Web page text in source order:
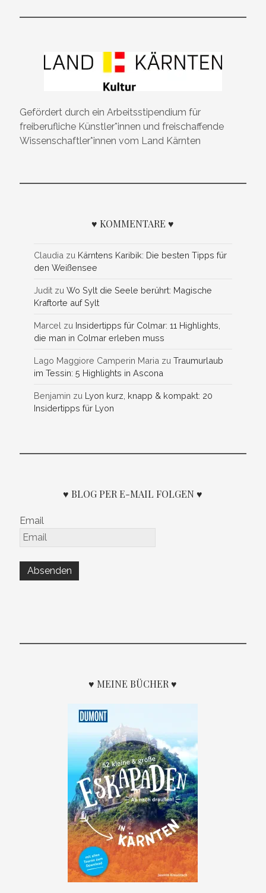
Gefördert durch ein Arbeitsstipendium für
freiberufliche Künstler*innen und freischaffende
Wissenschaftler*innen vom Land Kärnten
♥ KOMMENTARE ♥
Claudia zu Kärntens Karibik: Die besten Tipps für
den Weißensee
Judit zuWo Sylt die Seele berührt: Magische
Kraftorte auf Sylt
Marcel zu Insidertipps für Colmar: 11 Highlights,
die man in Colmar erleben muss
Lago Maggiore Camperin Maria zuTraumurlaub
im Tessin: 5 Highlights in Ascona
Benjamin zu Lyon kurz, knapp & kompakt: 20
Insidertipps für Lyon
♥ BLOG PER E-MAIL FOLGEN ♥
Email
♥ MEINE BÜCHER ♥